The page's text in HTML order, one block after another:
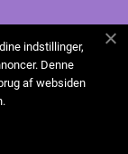
indstillinger,
Denne
af websiden